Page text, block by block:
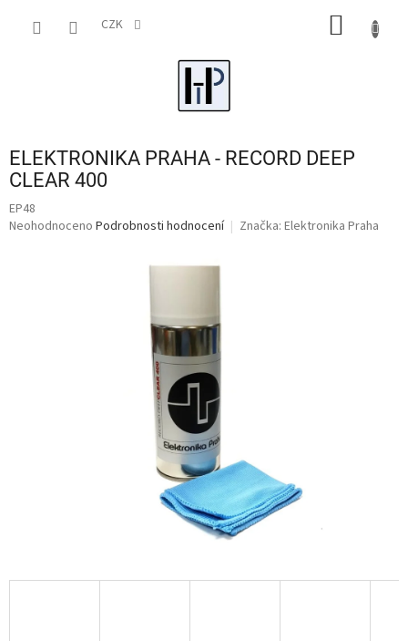
CZK
ELEKTRONIKA PRAHA - RECORD DEEP
CLEAR 400
EP48
Průměrné
Neohodnoceno Podrobnosti hodnocení Značka: Elektronika Praha